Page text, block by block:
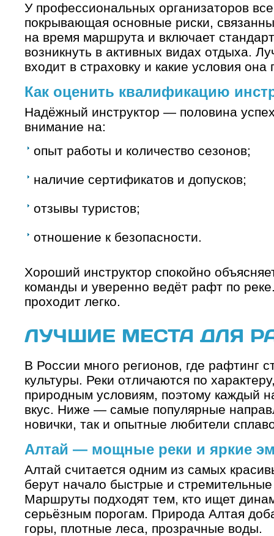
У профессиональных организаторов
покрывающая основные риски,
на время маршрута и включает
возникнуть в активных видах отдыха.
входит в страховку и какие условия она
Как оценить квалификацию
Надёжный инструктор — половина
внимание на:
опыт работы и количество сезонов;
наличие сертификатов и допусков;
отзывы туристов;
отношение к безопасности.
Хороший инструктор спокойно
команды и уверенно ведёт рафт по
проходит легко.
ЛУЧШИЕ МЕСТА ДЛЯ
В России много регионов, где рафтинг
культуры. Реки отличаются по
природным условиям, поэтому каждый
вкус. Ниже — самые популярные
новички, так и опытные любители
Алтай — мощные реки и яркие
Алтай считается одним из самых
берут начало быстрые и
Маршруты подходят тем, кто ищет
серьёзным порогам. Природа Алтая
горы, плотные леса, прозрачные воды.